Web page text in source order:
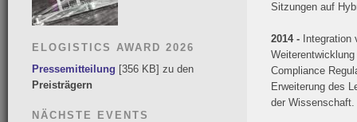
Sitzungen auf
2014 -
Compliance
Erweiterung des
der Wissenschaft.
ELOGISTICS AWARD 2026
Pressemitteilung [356 KB] zu den
Preisträgern
NÄCHSTE EVENTS